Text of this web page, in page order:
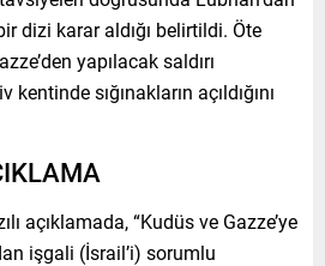
dizi karar aldığı belirtildi. Öte
yapılacak saldırı
sığınakların açıldığını
açıklamada, “Kudüs ve Gazze’ye
işgali (İsrail’i) sorumlu